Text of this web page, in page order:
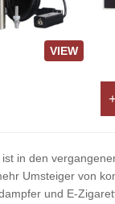
VIEW
in den
Umsteiger von
und E-